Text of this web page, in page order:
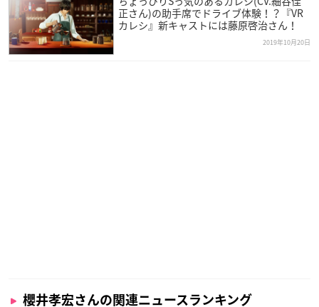
正さん)の助手席でドライブ体験！？『VR
カレシ』新キャストには藤原啓治さん！
2019年10月20日
櫻井孝宏さんの関連ニュースランキング